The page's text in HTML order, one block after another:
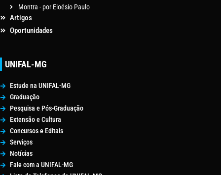
Montra - por Eloésio Paulo
Artigos
Oportunidades
UNIFAL-MG
Estude na UNIFAL-MG
Graduação
Pesquisa e Pós-Graduação
Extensão e Cultura
Concursos e Editais
Serviços
Notícias
Fale com a UNIFAL-MG